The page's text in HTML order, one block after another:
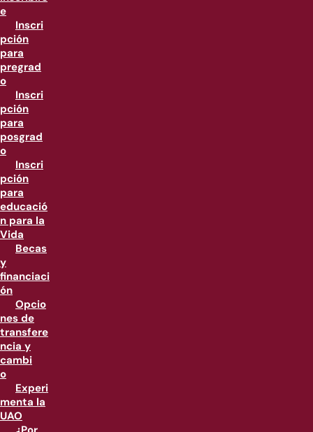
e
Inscri
pción
para
pregrad
o
Inscri
pción
para
posgrad
o
Inscri
pción
para
educació
n para la
Vida
Becas
y
financiaci
ón
Opcio
nes de
transfere
ncia y
cambi
o
Experi
menta la
UAO